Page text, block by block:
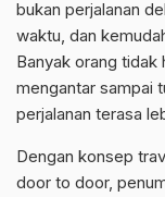
bukan perjalanan
waktu, dan
Banyak orang tidak
mengantar sampai
perjalanan terasa
Dengan konsep
door to door,